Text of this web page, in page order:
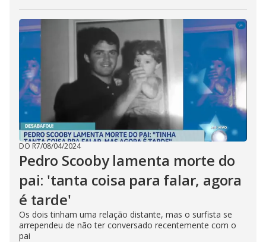
DO R7/08/04/2024
Pedro Scooby lamenta morte do
pai: 'tanta coisa para falar, agora
é tarde'
Os dois tinham uma relação distante, mas o surfista se
arrependeu de não ter conversado recentemente com o
pai